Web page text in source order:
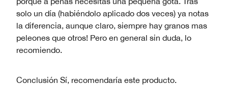
solo un día (habiéndolo aplicado dos veces) ya notas
la diferencia, aunque claro, siempre hay granos mas
peleones que otros! Pero en general sin duda, lo
recomiendo.
Conclusión Sí, recomendaría este producto.